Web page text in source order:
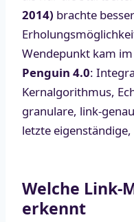
2014) brachte
Wendepunkt kam im
Penguin 4.0:
Kernalgorithmus,
granulare, link-
letzte
Welche Link-
erkennt